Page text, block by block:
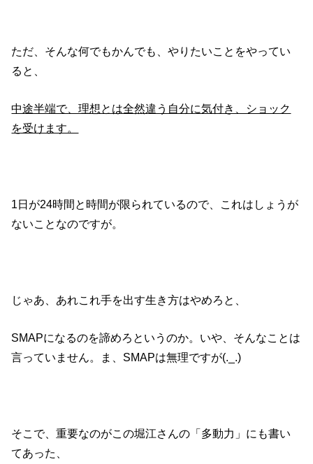
ただ、そんな何でもかんでも、やりたいことをやってい
ると、
中途半端で、理想とは全然違う自分に気付き、ショック
を受けます。
1日が24時間と時間が限られているので、これはしょうが
ないことなのですが。
じゃあ、あれこれ手を出す生き方はやめろと、
SMAPになるのを諦めろというのか。いや、そんなことは
言っていません。ま、SMAPは無理ですが(._.)
そこで、重要なのがこの堀江さんの「多動力」にも書い
てあった、